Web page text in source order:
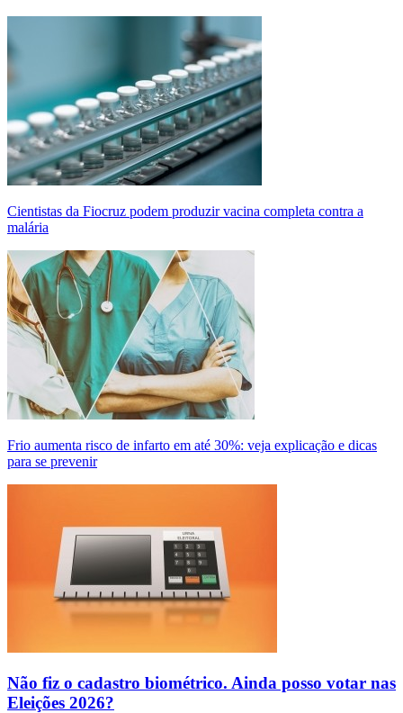
Cientistas da Fiocruz podem produzir vacina completa contra a
malária
Frio aumenta risco de infarto em até 30%: veja explicação e dicas
para se prevenir
Não fiz o cadastro biométrico. Ainda posso votar nas
Eleições 2026?